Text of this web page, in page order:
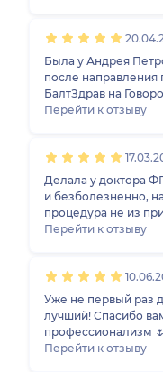
считаю, что это
фгдс всё
огромное!!!Очень
Была у Андрея Петровича Перфильева на приеме
после направления гастроэнтеролога в клинике
БалтЗдрав на Говорова,37 05.02. 2024
идти на
проделал вместе с
Очень ему
исчерпывающе.
Перейти к отзыву
Делала у доктора ФГДС. Она прошла настолько мягко
и безболезненно,
процедура не из
прошлый раз делала
профессионализм!
Перейти к отзыву
Уже не первый раз
лучший! Спасибо
профессионализм 🌷
Перейти к отзыву